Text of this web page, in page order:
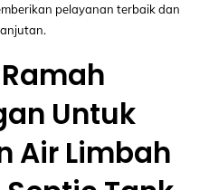
pelayanan terbaik dan
Untuk
Air Limbah